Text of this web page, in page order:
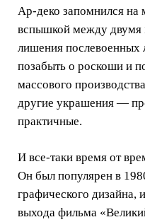
Ар-деко запомнился на
вспышкой между двумя
лишения послевоенных
позабыть о роскоши и
массового
другие украшения —
практичные.
И все-таки время от
Он был популярен в
графического дизайна,
выхода фильма